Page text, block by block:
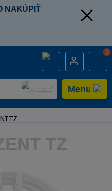
NAKÚPIŤ
0
Menu
TZ
TZ